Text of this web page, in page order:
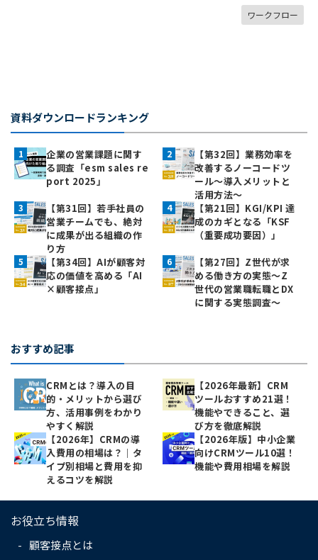
ワークフロー
資料ダウンロードランキング
企業の営業課題に関す
る調査「esm sales re
port 2025」
【第32回】業務効率を
改善するノーコードツ
ール～導入メリットと
活用方法～
【第31回】若手社員の
営業チームでも、絶対
に成果が出る組織の作
り方
【第21回】KGI/KPI 達
成のカギとなる「KSF
（重要成功要因）」
【第34回】AIが顧客対
応の価値を高める「AI
×顧客接点」
【第27回】Z世代が求
める働き方の実態〜Z
世代の営業職転職とDX
に関する実態調査〜
おすすめ記事
CRMとは？導入の目
的・メリットから選び
方、活用事例をわかり
やすく解説
【2026年最新】CRM
ツールおすすめ21選！
機能やできること、選
び方を徹底解説
【2026年】CRMの導
入費用の相場は？｜タ
イプ別相場と費用を抑
えるコツを解説
【2026年版】中小企業
向けCRMツール10選！
機能や費用相場を解説
お役立ち情報
顧客接点とは